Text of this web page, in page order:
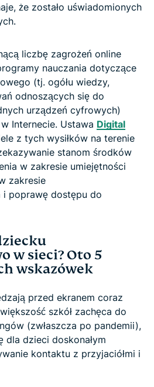
że zostało uświadomionych
liczbę zagrożeń online
nauczania dotyczące
(tj. ogółu wiedzy,
odnoszących się do
urządzeń cyfrowych)
Internecie. Ustawa Digital
z tych wysiłków na terenie
stanom środków
w zakresie umiejętności
zakresie
poprawę dostępu do
w sieci? Oto 5
wskazówek
przed ekranem coraz
szkół zachęca do
(zwłaszcza po pandemii),
dla dzieci doskonałym
kontaktu z przyjaciółmi i